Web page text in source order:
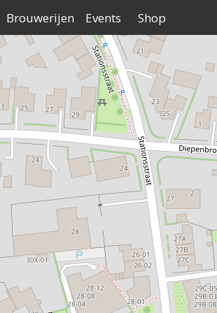
Contact Adverteren
Brouwerijen Events Shop